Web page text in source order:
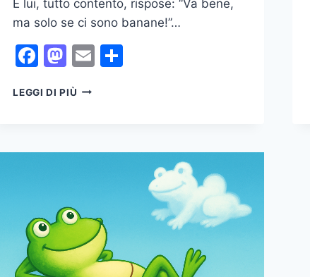
E lui, tutto contento, rispose: “Va bene,
ma solo se ci sono banane!”…
Facebook
Mastodon
Email
LEGGI DI PIÙ LA